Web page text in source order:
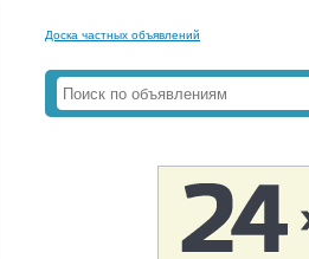
Доска частных объявлений